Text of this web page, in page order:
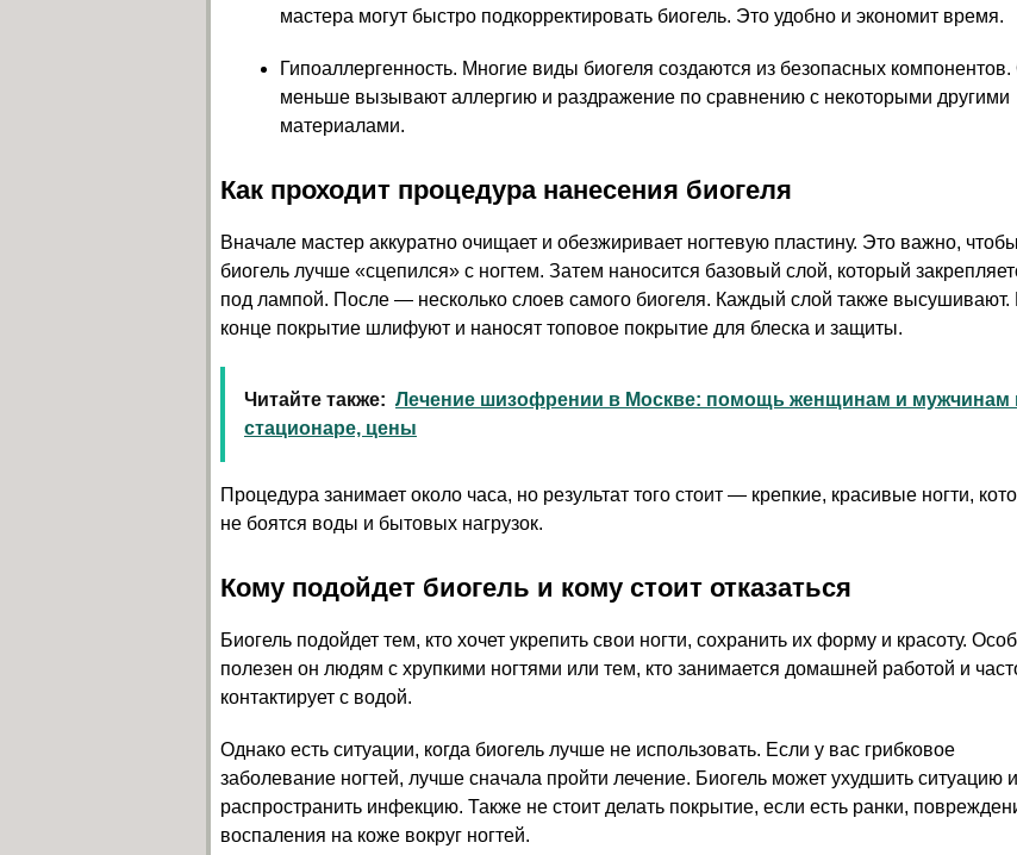
мастера могут быстро подкорректировать биогель. Это удобно и экономит время.
Гипоаллергенность. Многие виды биогеля создаются из безопасных
меньше вызывают аллергию и раздражение по сравнению с некоторыми другими
материалами.
Как проходит процедура нанесения биогеля
Вначале мастер аккуратно очищает и обезжиривает ногтевую пластину. Это важно, чтобы
биогель лучше «сцепился» с ногтем. Затем наносится базовый слой, который
под лампой. После — несколько слоев самого биогеля. Каждый слой также высушивают.
конце покрытие шлифуют и наносят топовое покрытие для блеска и защиты.
Читайте также: Лечение шизофрении в Москве: помощь женщинам и мужчинам
стационаре, цены
Процедура занимает около часа, но результат того стоит — крепкие, красивые ногти,
не боятся воды и бытовых нагрузок.
Кому подойдет биогель и кому стоит отказаться
Биогель подойдет тем, кто хочет укрепить свои ногти, сохранить их форму и красоту.
полезен он людям с хрупкими ногтями или тем, кто занимается домашней работой и
контактирует с водой.
Однако есть ситуации, когда биогель лучше не использовать. Если у вас грибковое
заболевание ногтей, лучше сначала пройти лечение. Биогель может ухудшить ситуацию и
распространить инфекцию. Также не стоит делать покрытие, если есть ранки,
воспаления на коже вокруг ногтей.